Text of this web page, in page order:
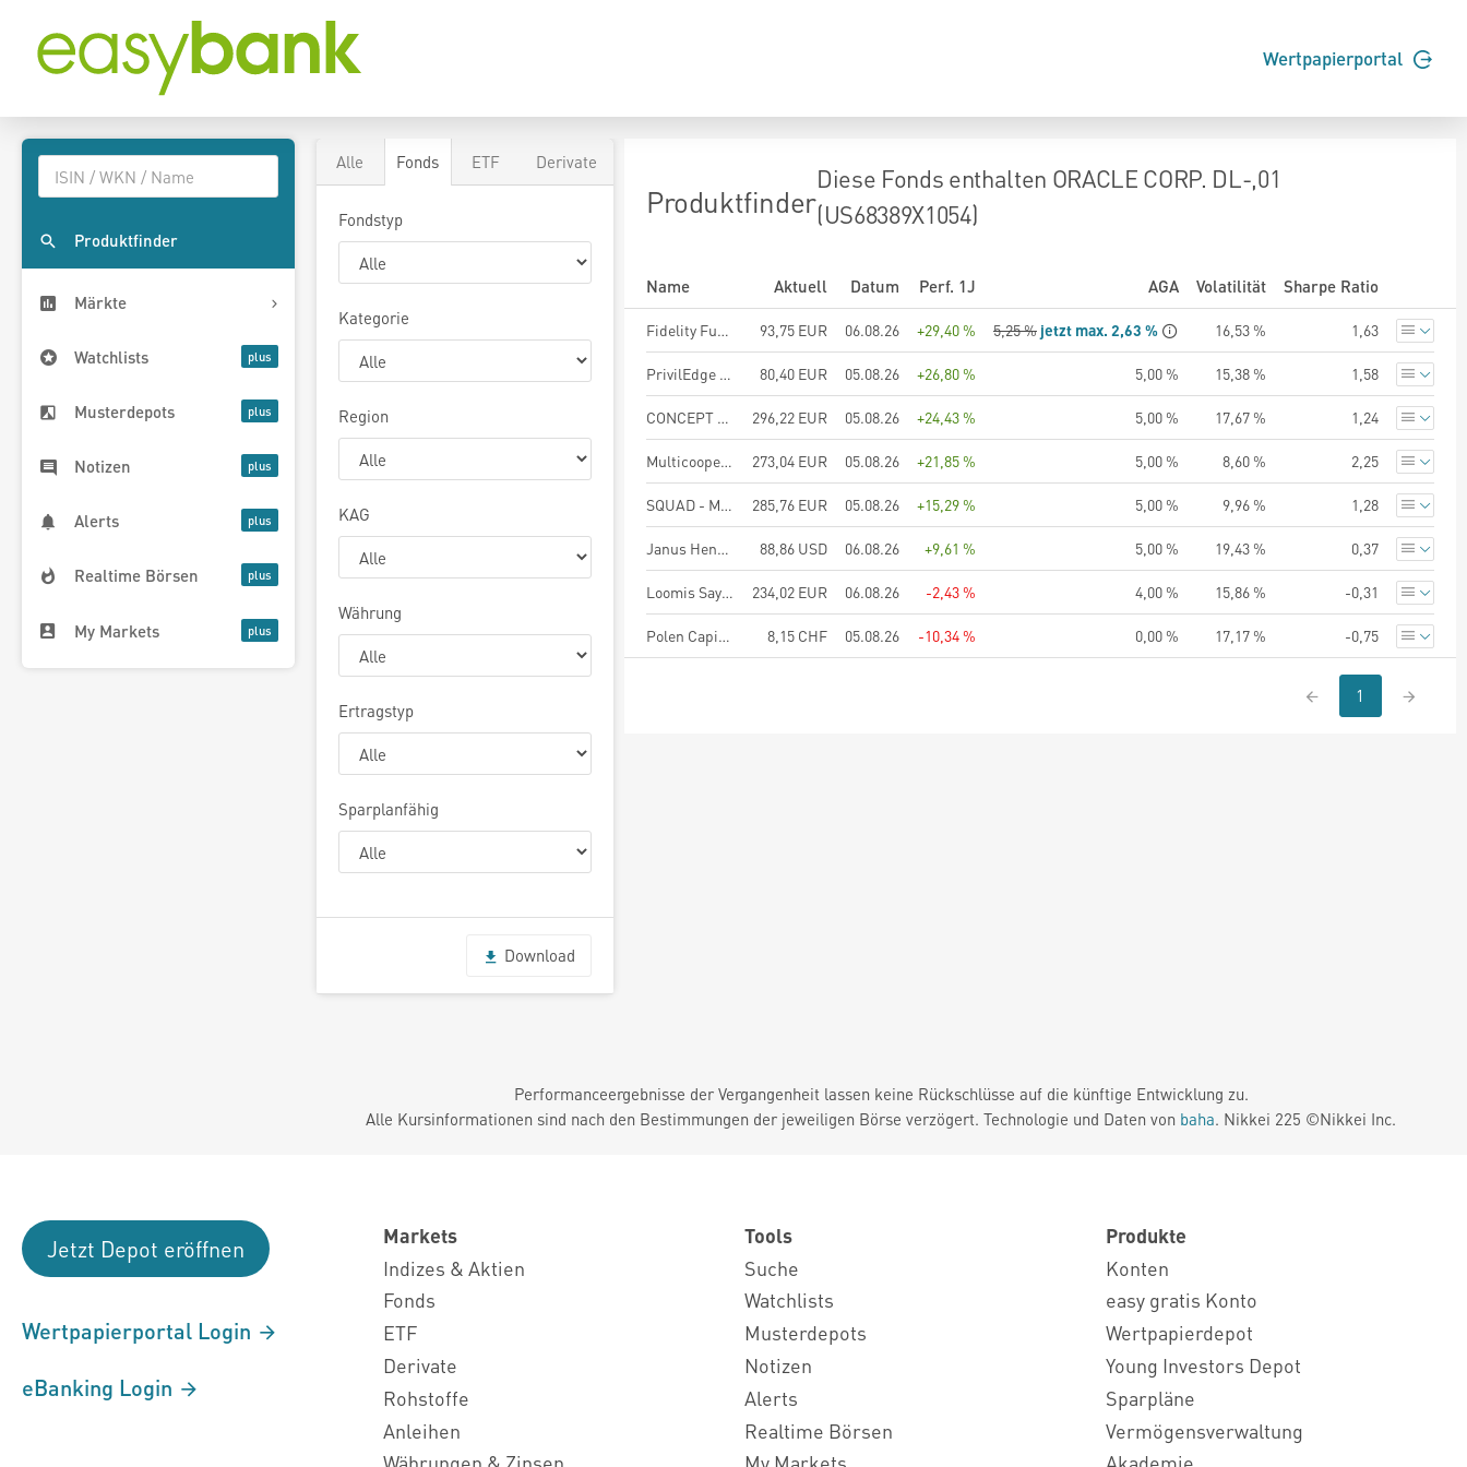
Wertpapierportal
Produktfinder
Märkte
Watchlists
Musterdepots
Notizen
Alerts
Realtime Börsen
My Markets
Alle Fonds ETF Derivate
Fondstyp
Kategorie
Region
KAG
Währung
Ertragstyp
Sparplanfähig
Download
Produktfinder
Diese Fonds enthalten ORACLE CORP. DL-,01
(US68389X1054)
Name Aktuell Datum Perf. 1J AGA Volatilität Sharpe Ratio
Fidelity Funds - Global Technology Fund A-Euro 93,75 EUR 06.08.26 +29,40 % 5,25 % jetzt max. 2,63 % 16,53 % 1,63
PrivilEdge - Fidelity Technology, Syst. Hdg, (EUR), MA 80,40 EUR 05.08.26 +26,80 % 5,00 % 15,38 % 1,58
CONCEPT Aurelia Global 296,22 EUR 05.08.26 +24,43 % 5,00 % 17,67 % 1,24
Multicooperation SICAV - Julius Baer Equity Special Value A EUR 273,04 EUR 05.08.26 +21,85 % 5,00 % 8,60 % 2,25
SQUAD - MAKRO - N 285,76 EUR 05.08.26 +15,29 % 5,00 % 9,96 % 1,28
Janus Henderson US Forty Fund A2 USD 88,86 USD 06.08.26 +9,61 % 5,00 % 19,43 % 0,37
Loomis Sayles Global Growth Equity Fund R/A (EUR) 234,02 EUR 06.08.26 -2,43 % 4,00 % 15,86 % -0,31
Polen Capital Focus U.S. Growth Fund Retail CHF 8,15 CHF 05.08.26 -10,34 % 0,00 % 17,17 % -0,75
1
Performanceergebnisse der Vergangenheit lassen keine Rückschlüsse auf die künftige Entwicklung zu.
Alle Kursinformationen sind nach den Bestimmungen der jeweiligen Börse verzögert. Technologie und Daten von baha. Nikkei 225 ©Nikkei Inc.
Jetzt Depot eröffnen
Wertpapierportal Login
eBanking Login
Markets
Indizes & Aktien
Fonds
ETF
Derivate
Rohstoffe
Anleihen
Tools
Suche
Watchlists
Musterdepots
Notizen
Alerts
Realtime Börsen
Produkte
Konten
easy gratis Konto
Wertpapierdepot
Young Investors Depot
Sparpläne
Vermögensverwaltung